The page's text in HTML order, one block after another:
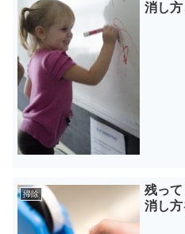
消し方
掃除
残って
消し方